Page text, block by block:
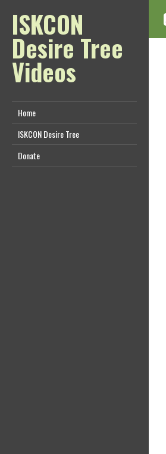
ISKCON
Desire Tree
Videos
Home
ISKCON Desire Tree
Donate